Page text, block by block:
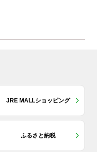
JRE MALLショッピング
ふるさと納税